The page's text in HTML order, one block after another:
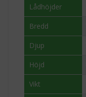
Lådhöjder
Bredd
Djup
Höjd
Vikt